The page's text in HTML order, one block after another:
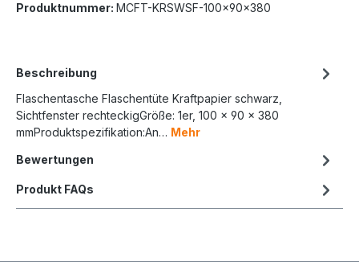
Produktnummer: MCFT-KRSWSF-100x90x380
Beschreibung
Flaschentasche Flaschentüte Kraftpapier schwarz,
Sichtfenster rechteckigGröße: 1er, 100 x 90 x 380
mmProduktspezifikation:An… Mehr
Bewertungen
Produkt FAQs